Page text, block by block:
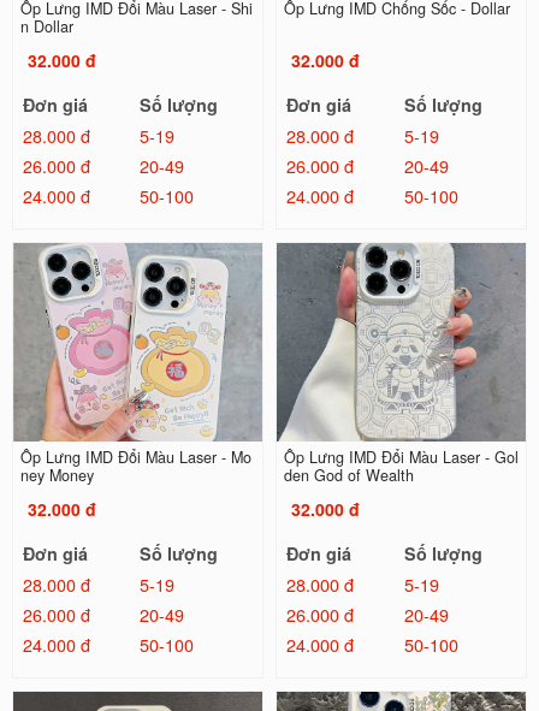
Ốp Lưng IMD Đổi Màu Laser - Shi
n Dollar
32.000 đ
Đơn giá
Số lượng
28.000 đ
5-19
26.000 đ
20-49
24.000 đ
50-100
Ốp Lưng IMD Chống Sốc - Dollar
32.000 đ
Đơn giá
Số lượng
28.000 đ
5-19
26.000 đ
20-49
24.000 đ
50-100
Ốp Lưng IMD Đổi Màu Laser - Mo
ney Money
32.000 đ
Đơn giá
Số lượng
28.000 đ
5-19
26.000 đ
20-49
24.000 đ
50-100
Ốp Lưng IMD Đổi Màu Laser - Gol
den God of Wealth
32.000 đ
Đơn giá
Số lượng
28.000 đ
5-19
26.000 đ
20-49
24.000 đ
50-100